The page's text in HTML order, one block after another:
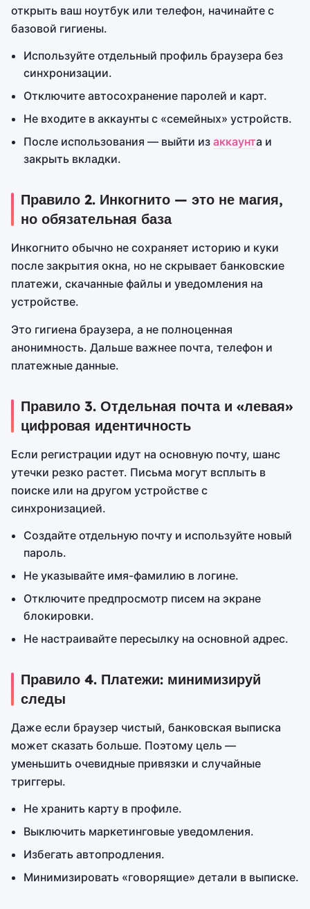
открыть ваш ноутбук или телефон, начинайте с
базовой гигиены.
Используйте отдельный профиль браузера без
синхронизации.
Отключите автосохранение паролей и карт.
Не входите в аккаунты с «семейных» устройств.
После использования — выйти из аккаунта и
закрыть вкладки.
Правило 2. Инкогнито — это не магия,
но обязательная база
Инкогнито обычно не сохраняет историю и куки
после закрытия окна, но не скрывает банковские
платежи, скачанные файлы и уведомления на
устройстве.
Это гигиена браузера, а не полноценная
анонимность. Дальше важнее почта, телефон и
платежные данные.
Правило 3. Отдельная почта и «левая»
цифровая идентичность
Если регистрации идут на основную почту, шанс
утечки резко растет. Письма могут всплыть в
поиске или на другом устройстве с
синхронизацией.
Создайте отдельную почту и используйте новый
пароль.
Не указывайте имя-фамилию в логине.
Отключите предпросмотр писем на экране
блокировки.
Не настраивайте пересылку на основной адрес.
Правило 4. Платежи: минимизируй
следы
Даже если браузер чистый, банковская выписка
может сказать больше. Поэтому цель —
уменьшить очевидные привязки и случайные
триггеры.
Не хранить карту в профиле.
Выключить маркетинговые уведомления.
Избегать автопродления.
Минимизировать «говорящие» детали в выписке.